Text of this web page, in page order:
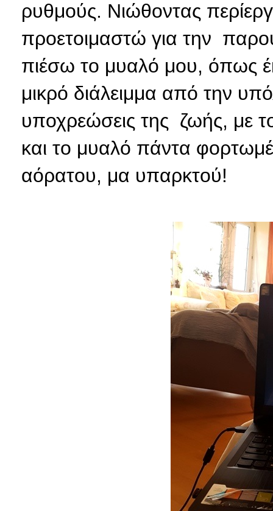
ρυθμούς. Νιώθοντας
προετοιμαστώ για την
πιέσω το μυαλό μου, όπως
μικρό διάλειμμα από την
υποχρεώσεις της ζωής, με
και το μυαλό πάντα
αόρατου, μα υπαρκτού!